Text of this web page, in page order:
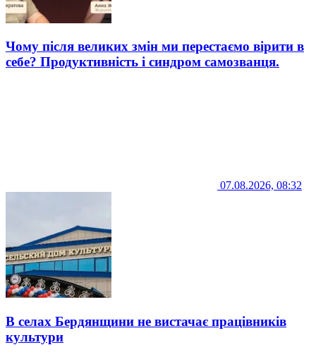
Чому після великих змін ми перестаємо вірити в
себе? Продуктивність і синдром самозванця.
07.08.2026, 08:32
В селах Бердянщини не вистачає працівників
культури